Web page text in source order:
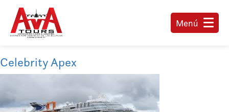
Menú
Celebrity Apex